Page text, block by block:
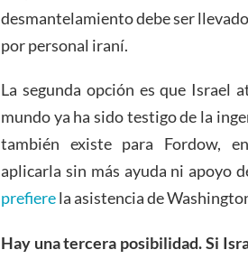
desmantelamiento debe ser
por personal iraní.
La segunda opción es que Israel
mundo ya ha sido testigo de la
también existe para Fordow,
aplicarla sin más ayuda ni apoyo
prefierela asistencia de
Hay una tercera posibilidad. Si